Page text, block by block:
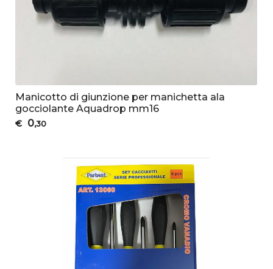
Manicotto di giunzione per manichetta ala
gocciolante Aquadrop mm16
€ 0,30